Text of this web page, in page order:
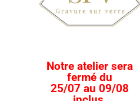
Notre atelier sera
fermé du
25/07 au 09/08